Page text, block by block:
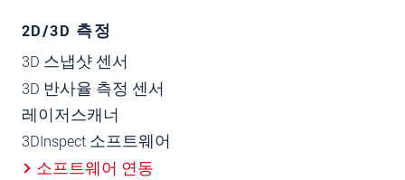
2D/3D 측정
3D 스냅샷 센서
3D 반사율 측정 센서
레이저스캐너
3DInspect 소프트웨어
소프트웨어 연동